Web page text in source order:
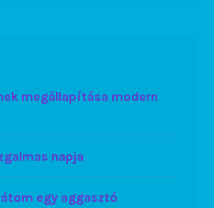
megállapítása modern
napja
egy aggasztó